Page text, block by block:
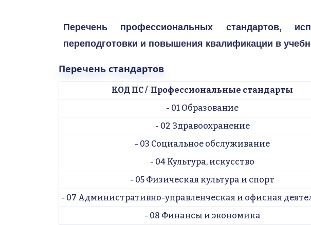
Перечень профессиональных стандартов,
переподготовки и повышения квалификации в
Перечень стандартов
КОД ПС / Профессиональные стандарты
- 01 Образование
- 02 Здравоохранение
- 03 Социальное обслуживание
- 04 Культура, искусство
- 05 Физическая культура и спорт
- 07 Административно-управленческая и офисная
- 08 Финансы и экономика